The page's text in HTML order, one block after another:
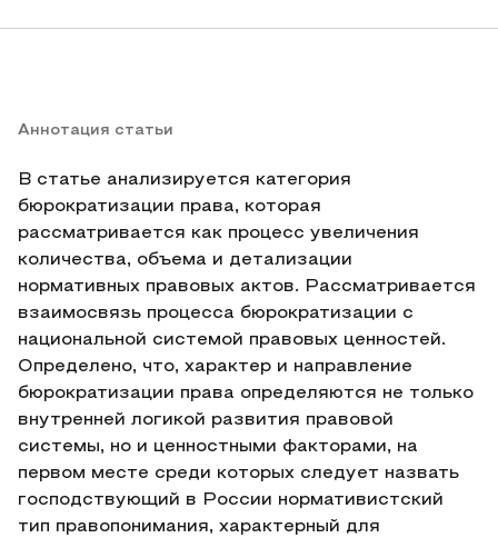
Аннотация статьи
В статье анализируется категория
бюрократизации права, которая
рассматривается как процесс увеличения
количества, объема и детализации
нормативных правовых актов. Рассматривается
взаимосвязь процесса бюрократизации с
национальной системой правовых ценностей.
Определено, что, характер и направление
бюрократизации права определяются не только
внутренней логикой развития правовой
системы, но и ценностными факторами, на
первом месте среди которых следует назвать
господствующий в России нормативистский
тип правопонимания, характерный для